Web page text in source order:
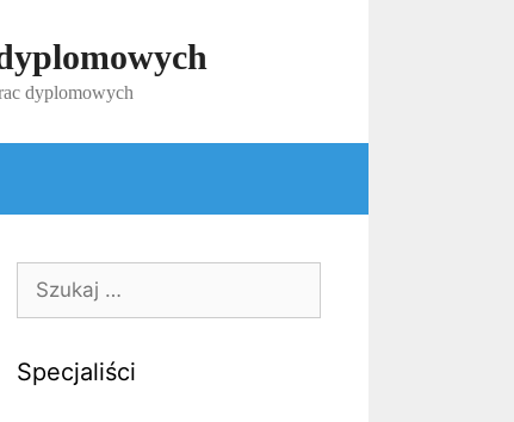
dyplomowych
Szukaj:
Specjaliści